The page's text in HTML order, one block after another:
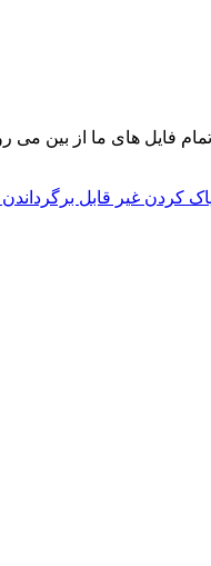
فایل های ما از بین می
کردن غیر قابل